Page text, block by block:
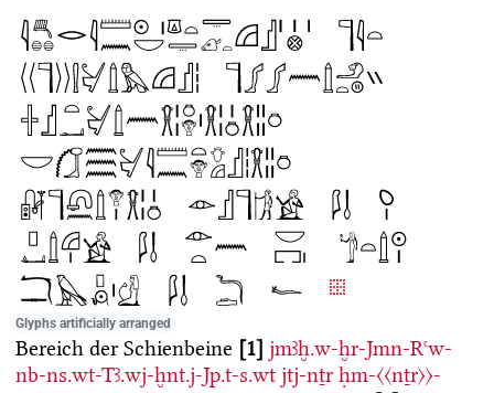
Glyphs artificially arranged
Bereich der Schienbeine 1 jmꜣḫ.w-ḫr-Jmn-Rꜥw-
nb-ns.wt-Tꜣ.wj-ḫnt.j-Jp.t-s.wt jtj-nṯr ḥm-〈〈nṯr〉〉-